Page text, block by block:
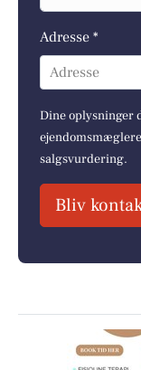
Adresse *
Adresse
Dine oplysninger
salgsvurdering.
Bliv